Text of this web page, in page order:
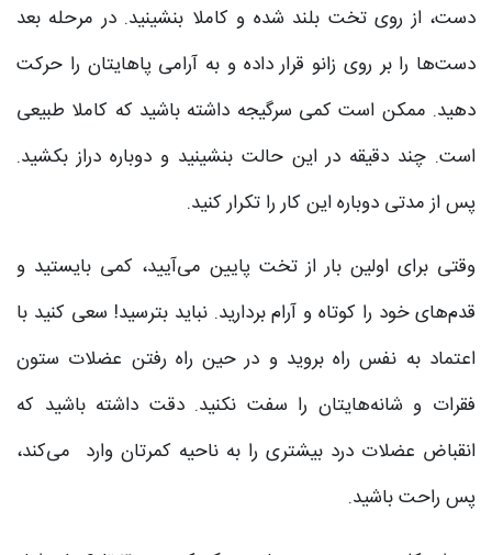
دست، از روی تخت بلند شده و کاملا بنشینید. در مرحله بعد
دست‌ها را بر روی زانو قرار داده و به آرامی پاهایتان را حرکت
دهید. ممکن است کمی سرگیجه داشته باشید که کاملا طبیعی
است. چند دقیقه در این حالت بنشینید و دوباره دراز بکشید.
پس از مدتی دوباره این کار را تکرار کنید.
وقتی برای اولین بار از تخت پایین می‌آیید، کمی بایستید و
قدم‌های خود را کوتاه و آرام بردارید. نباید بترسید! سعی کنید با
اعتماد به نفس راه بروید و در حین راه رفتن عضلات ستون
فقرات و شانه‌هایتان را سفت نکنید. دقت داشته باشید که
انقباض عضلات درد بیشتری را به ناحیه کمرتان وارد می‌کند،
پس راحت باشید.